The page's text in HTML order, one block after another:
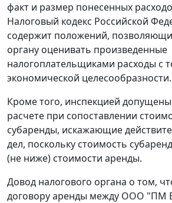
факт и размер понесенных
Налоговый кодекс Российской
содержит положений,
органу оценивать произведенные
налогоплательщиками расходы с
экономической целесообразности.
Кроме того, инспекцией
расчете при сопоставлении
субаренды, искажающие
дел, поскольку стоимость
(не ниже) стоимости аренды.
Довод налогового органа о том,
договору аренды между ООО "ПМ